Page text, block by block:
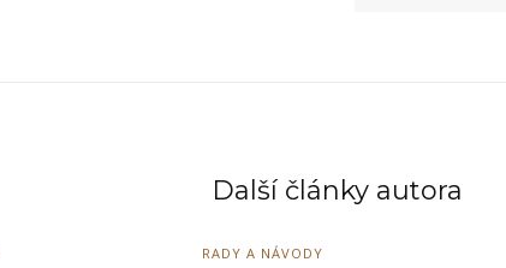
Další články autora
RADY A NÁVODY